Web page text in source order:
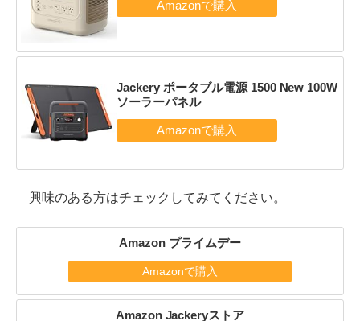
Jackery ポータブル電源 1500 New 100W
ソーラーパネル
興味のある方はチェックしてみてください。
Amazon プライムデー
Amazonで購入
Amazon Jackeryストア